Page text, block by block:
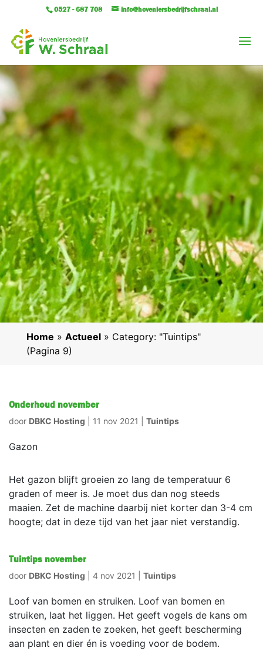
0527 - 687 708 info@hoveniersbedrijfschraal.nl
Home » Actueel» Category: "Tuintips"
(Pagina 9)
Onderhoud november
door DBKC Hosting 11 nov 2021 Tuintips
Gazon
Het gazon blijft groeien zo lang de temperatuur 6
graden of meer is. Je moet dus dan nog steeds
maaien. Zet de machine daarbij niet korter dan 3-4 cm
hoogte; dat in deze tijd van het jaar niet verstandig.
Tuintips november
door DBKC Hosting 4 nov 2021 Tuintips
Loof van bomen en struiken. Loof van bomen en
struiken, laat het liggen. Het geeft vogels de kans om
insecten en zaden te zoeken, het geeft bescherming
aan plant en dier én is voeding voor de bodem.